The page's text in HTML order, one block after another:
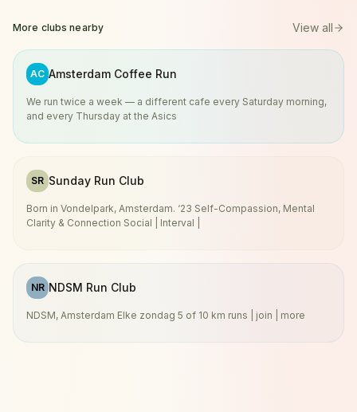
More clubs nearby View all
AC Amsterdam Coffee Run
We run twice a week — a different cafe every Saturday morning,
and every Thursday at the Asics
SR Sunday Run Club
Born in Vondelpark, Amsterdam. ‘23 Self-Compassion, Mental
Clarity & Connection Social | Interval |
NR NDSM Run Club
NDSM, Amsterdam Elke zondag 5 of 10 km runs | join | more